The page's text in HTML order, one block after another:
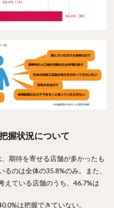
握状況について
期待を寄せる店舗が多かったも
のは全体の35.8%のみ。また、
えている店舗のうち、46.7%は
は把握できていない。